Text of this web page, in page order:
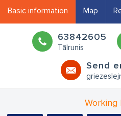
Basic information Map
63842605
Tālrunis
Send
Working